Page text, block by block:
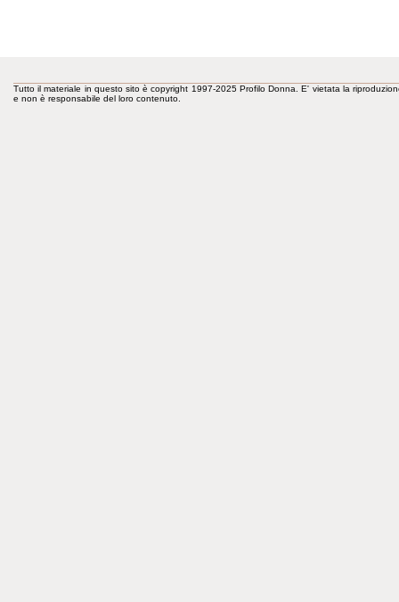
Tutto il materiale in questo sito è copyright 1997-2025 Profilo Donna. E' vietata la
e non è responsabile del loro contenuto.